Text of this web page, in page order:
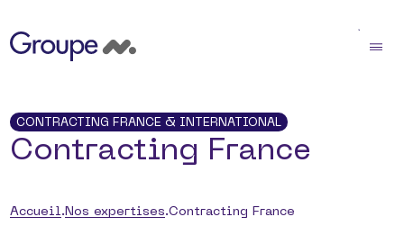
CONTRACTING FRANCE & INTERNATIONAL
Contracting France
Accueil Nos expertises Contracting France